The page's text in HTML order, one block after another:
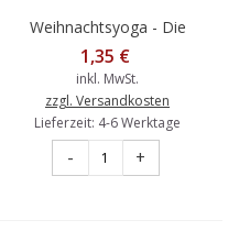
Weihnachtsyoga - Die
Weihnachtspost
abschicken -
Weihnachtskarte
1,35 €
inkl. MwSt.
zzgl. Versandkosten
Lieferzeit: 4-6 Werktage
- +